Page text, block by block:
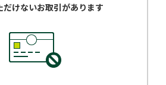
だけないお取引があります